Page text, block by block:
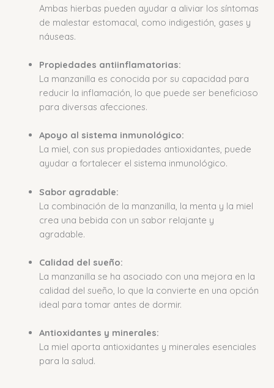
Ambas hierbas pueden ayudar a aliviar los síntomas
de malestar estomacal, como indigestión, gases y
náuseas.
Propiedades antiinflamatorias:
La manzanilla es conocida por su capacidad para
reducir la inflamación, lo que puede ser beneficioso
para diversas afecciones.
Apoyo al sistema inmunológico:
La miel, con sus propiedades antioxidantes, puede
ayudar a fortalecer el sistema inmunológico.
Sabor agradable:
La combinación de la manzanilla, la menta y la miel
crea una bebida con un sabor relajante y
agradable.
Calidad del sueño:
La manzanilla se ha asociado con una mejora en la
calidad del sueño, lo que la convierte en una opción
ideal para tomar antes de dormir.
Antioxidantes y minerales:
La miel aporta antioxidantes y minerales esenciales
para la salud.